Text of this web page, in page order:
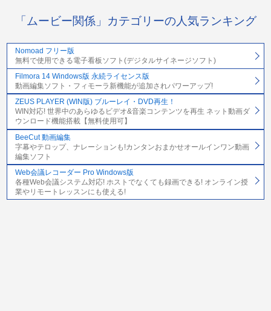
「ムービー関係」カテゴリーの人気ランキング
Nomoad フリー版
無料で使用できる電子看板ソフト(デジタルサイネージソフト)
Filmora 14 Windows版 永続ライセンス版
動画編集ソフト・フィモーラ新機能が追加されパワーアップ!
ZEUS PLAYER (WIN版) ブルーレイ・DVD再生！
WIN対応! 世界中のあらゆるビデオ&音楽コンテンツを再生 ネット動画ダ
ウンロード機能搭載【無料使用可】
BeeCut 動画編集
字幕やテロップ、ナレーションも!カンタンおまかせオールインワン動画
編集ソフト
Web会議レコーダー Pro Windows版
各種Web会議システム対応! ホストでなくても録画できる! オンライン授
業やリモートレッスンにも使える!